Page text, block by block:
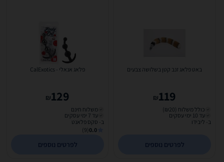
באט פלאג זנב קטן בשלושה צבעים
119
₪
כולל משלוח (₪20)
עד 10 ימי עסקים
ב- ליבידו
לפרטים נוספים
פלאג אנאלי - CalExotics
129
₪
משלוח חינם
עד 7 ימי עסקים
ב- סקס פלאנט
0.0
(9)
לפרטים נוספים